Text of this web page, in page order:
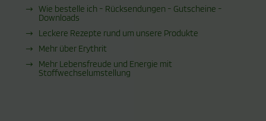
Wie bestelle ich - Rücksendungen - Gutscheine -
Downloads
Leckere Rezepte rund um unsere Produkte
Mehr über Erythrit
Mehr Lebensfreude und Energie mit
Stoffwechselumstellung